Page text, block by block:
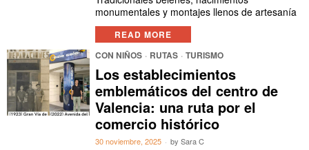
monumentales y montajes llenos de artesanía
READ MORE
CON NIÑOS · RUTAS · TURISMO
Los establecimientos
emblemáticos del centro de
Valencia: una ruta por el
comercio histórico
30 noviembre, 2025 bySara C